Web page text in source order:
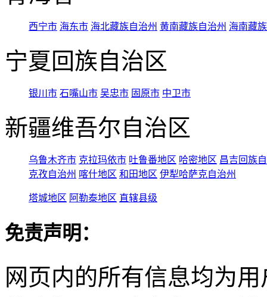
西宁市 海东市 海北藏族自治州 黄南藏族自治州 海南藏
宁夏回族自治区
银川市 石嘴山市 吴忠市 固原市 中卫市
新疆维吾尔自治区
乌鲁木齐市 克拉玛依市 吐鲁番地区 哈密地区 昌吉回族
克孜自治州 喀什地区 和田地区 伊犁哈萨克自治州
塔城地区 阿勒泰地区 直辖县级
免责声明：
网页内的所有信息均为